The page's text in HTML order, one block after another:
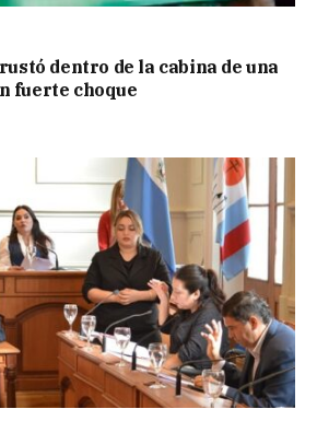
dentro de la cabina de una
fuerte choque